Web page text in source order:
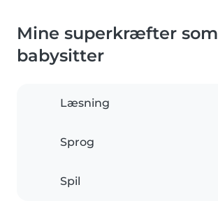
Mine superkræfter som
babysitter
Læsning
Sprog
Spil